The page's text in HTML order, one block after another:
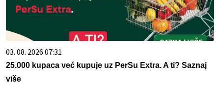
03. 08. 2026 07:31
25.000 kupaca već kupuje uz PerSu Extra. A ti? Saznaj
više